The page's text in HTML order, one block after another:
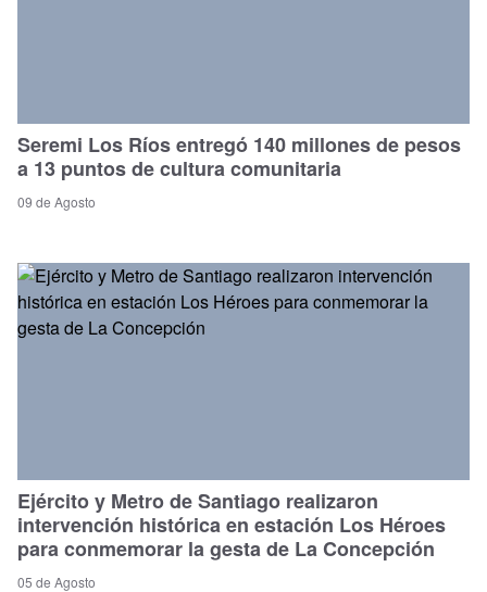
Seremi Los Ríos entregó 140 millones de pesos
a 13 puntos de cultura comunitaria
09 de Agosto
Ejército y Metro de Santiago realizaron
intervención histórica en estación Los Héroes
para conmemorar la gesta de La Concepción
05 de Agosto